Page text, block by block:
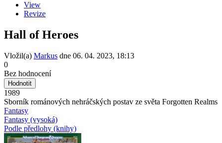
View
Revize
Hall of Heroes
Vložil(a) Markus dne 06. 04. 2023, 18:13
0
Bez hodnocení
1989
Sborník románových nehráčských postav ze světa Forgotten Realms
Fantasy
Fantasy (vysoká)
Podle předlohy (knihy)